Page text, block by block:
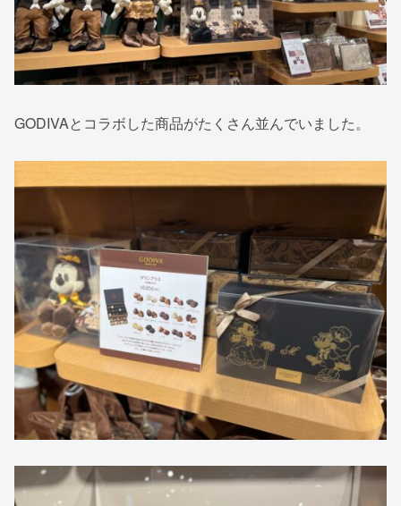
GODIVAとコラボした商品がたくさん並んでいました。